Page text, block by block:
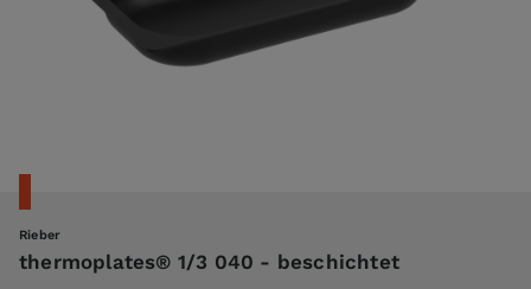
Rieber
thermoplates® 1/3 040 - beschichtet